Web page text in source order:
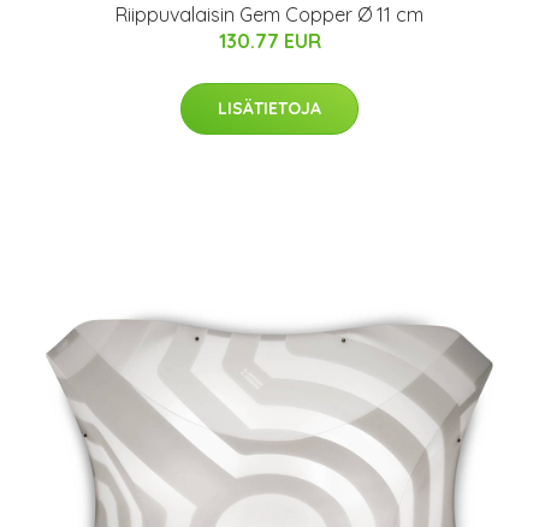
Riippuvalaisin Gem Copper Ø 11 cm
130.77 EUR
LISÄTIETOJA